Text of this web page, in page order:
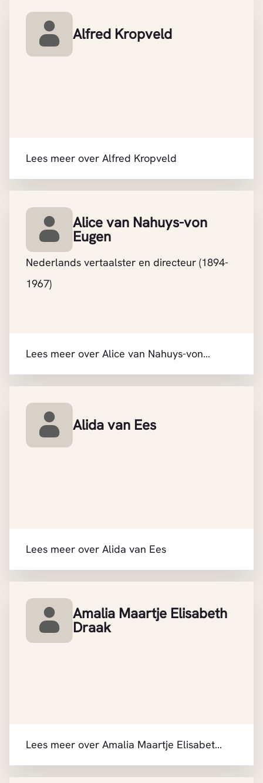
Alfred Kropveld
Lees meer over Alfred Kropveld
Alice van Nahuys-von
Eugen
Nederlands vertaalster en directeur (1894-
1967)
Lees meer over Alice van Nahuys-von
Alida van Ees
Lees meer over Alida van Ees
Amalia Maartje Elisabeth
Draak
Lees meer over Amalia Maartje Elisabeth